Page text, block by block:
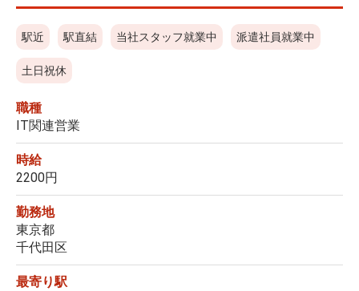
駅近 駅直結 当社スタッフ就業中 派遣社員就業中
土日祝休
職種
IT関連営業
時給
2200円
勤務地
東京都
千代田区
最寄り駅